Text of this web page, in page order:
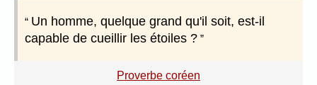
Un homme, quelque grand qu'il soit, est-il
capable de cueillir les étoiles ?
Proverbe coréen